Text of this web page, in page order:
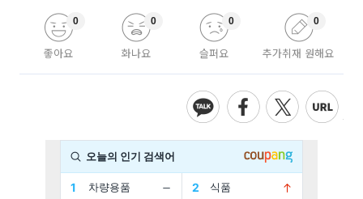
좋아요
0
화나요
0
슬퍼요
0
추가취재 원해요
0